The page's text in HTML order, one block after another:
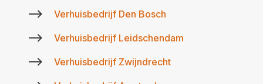
$ Verhuisbedrijf Den Bosch
$ Verhuisbedrijf Leidschendam
$ Verhuisbedrijf Zwijndrecht